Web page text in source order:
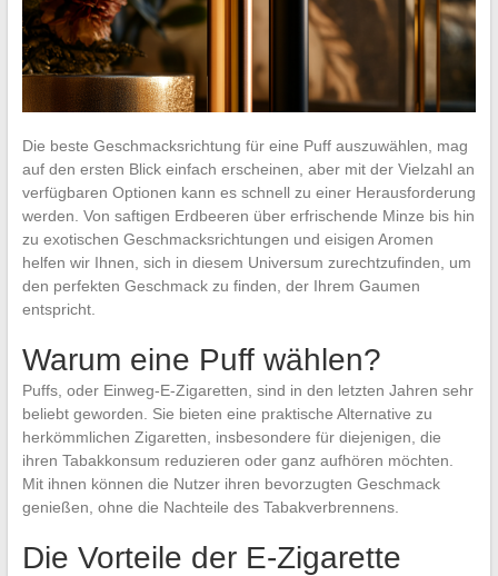
Die beste Geschmacksrichtung für eine Puff auszuwählen, mag
auf den ersten Blick einfach erscheinen, aber mit der Vielzahl an
verfügbaren Optionen kann es schnell zu einer Herausforderung
werden. Von saftigen Erdbeeren über erfrischende Minze bis hin
zu exotischen Geschmacksrichtungen und eisigen Aromen
helfen wir Ihnen, sich in diesem Universum zurechtzufinden, um
den perfekten Geschmack zu finden, der Ihrem Gaumen
entspricht.
Warum eine Puff wählen?
Puffs, oder Einweg-E-Zigaretten, sind in den letzten Jahren sehr
beliebt geworden. Sie bieten eine praktische Alternative zu
herkömmlichen Zigaretten, insbesondere für diejenigen, die
ihren Tabakkonsum reduzieren oder ganz aufhören möchten.
Mit ihnen können die Nutzer ihren bevorzugten Geschmack
genießen, ohne die Nachteile des Tabakverbrennens.
Die Vorteile der E-Zigarette